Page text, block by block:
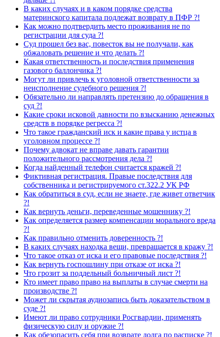
В каких случаях и в каком порядке средства
материнского капитала подлежат возврату в ПФР ?!
Как можно подтвердить место проживания не по
регистрации для суда ?!
Суд прошел без вас, повесток вы не получали, как
обжаловать решение и что делать ?!
Какая ответственность и последствия применения
газового баллончика ?!
Могут ли привлечь к уголовной ответственности за
неисполнение судебного решения ?!
Обязательно ли направлять претензию до обращения в
суд ?!
Какие сроки исковой давности по взысканию денежных
средств в порядке регресса ?!
Что такое гражданский иск и какие права у истца в
уголовном процессе ?!
Почему адвокат не вправе давать гарантии
положительного рассмотрения дела ?!
Когда найденный телефон считается кражей ?!
Фиктивная регистрация. Правые последствия для
собственника и регистрируемого ст.322.2 УК РФ
Как обратиться в суд, если не знаете, где живет ответчик
?!
Как вернуть деньги, переведенные мошеннику ?!
Как определяется размер компенсации морального вреда
?!
Как правильно отменить доверенность ?!
В каких случаях находка вещи, превращается в кражу ?!
Что такое отказ от иска и его правовые последствия ?!
Как вернуть госпошлину при отказе от иска ?!
Что грозит за поддельный больничный лист ?!
Кто имеет право право на выплаты в случае смерти на
производстве ?!
Может ли скрытая аудиозапись быть доказательством в
суде ?!
Имеют ли право сотрудники Росгвардии, применять
физическую силу и оружие ?!
Как обезопасить себя при возврате долга по расписке ?!